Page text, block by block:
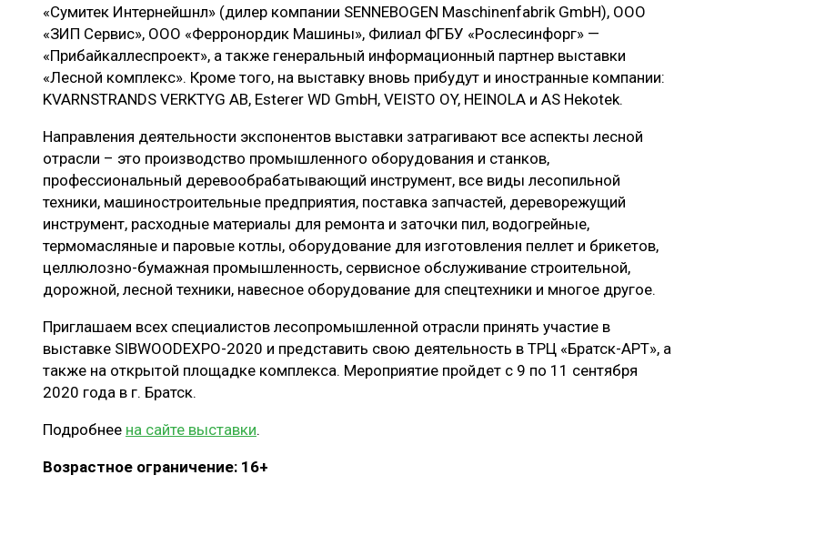
«Сумитек Интернейшнл» (дилер компании SENNEBOGEN Maschinenfabrik GmbH), ООО
«ЗИП Сервис», ООО «Ферронордик Машины», Филиал ФГБУ «Рослесинфорг» —
«Прибайкаллеспроект», а также генеральный информационный партнер выставки
«Лесной комплекс». Кроме того, на выставку вновь прибудут и иностранные компании:
KVARNSTRANDS VERKTYG AB, Esterer WD GmbH, VEISTO OY, HEINOLA и AS Hekotek.
Направления деятельности экспонентов выставки затрагивают все аспекты лесной
отрасли – это производство промышленного оборудования и станков,
профессиональный деревообрабатывающий инструмент, все виды лесопильной
техники, машиностроительные предприятия, поставка запчастей, дереворежущий
инструмент, расходные материалы для ремонта и заточки пил, водогрейные,
термомасляные и паровые котлы, оборудование для изготовления пеллет и брикетов,
целлюлозно-бумажная промышленность, сервисное обслуживание строительной,
дорожной, лесной техники, навесное оборудование для спецтехники и многое другое.
Приглашаем всех специалистов лесопромышленной отрасли принять участие в
выставке SIBWOODEXPO-2020 и представить свою деятельность в ТРЦ «Братск-АРТ», а
также на открытой площадке комплекса. Мероприятие пройдет с 9 по 11 сентября
2020 года в г. Братск.
Подробнее на сайте выставки.
Возрастное ограничение: 16+